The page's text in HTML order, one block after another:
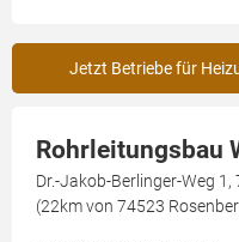
Jetzt Betriebe für
Rohrleitungsbau
Dr.-Jakob-Berlinger-Weg
(22km von 74523